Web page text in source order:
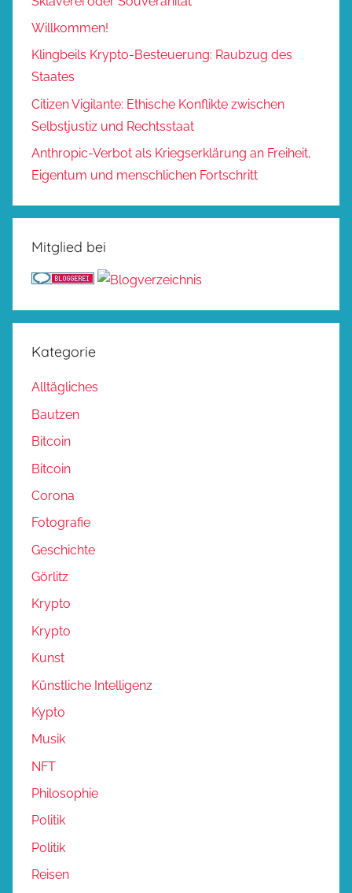
Willkommen!
Klingbeils Krypto-Besteuerung: Raubzug des
Staates
Citizen Vigilante: Ethische Konflikte zwischen
Selbstjustiz und Rechtsstaat
Anthropic-Verbot als Kriegserklärung an Freiheit,
Eigentum und menschlichen Fortschritt
Mitglied bei
Kategorie
Alltägliches
Bautzen
Bitcoin
Bitcoin
Corona
Fotografie
Geschichte
Görlitz
Krypto
Krypto
Kunst
Künstliche Intelligenz
Kypto
Musik
NFT
Philosophie
Politik
Politik
Reisen